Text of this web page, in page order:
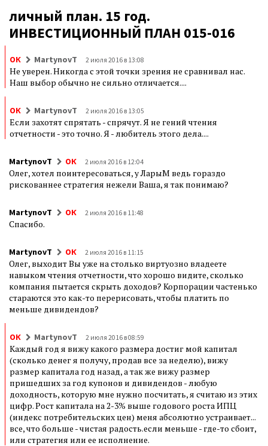
личный план. 15 год.
ИНВЕСТИЦИОННЫЙ ПЛАН 015-016
ОК MartynovT 2 июля 2016 в 13:08
Не уверен. Никогда с этой точки зрения не сравнивал нас.
Наш выбор обычно не сильно отличается....
ОК MartynovT 2 июля 2016 в 13:05
Если захотят спрятать - спрячут. Я не гений чтения
отчетности - это точно. Я - любитель этого дела....
MartynovT ОК 2 июля 2016 в 12:04
Олег, хотел поинтересоваться, у ЛарыМ ведь гораздо
рискованнее стратегия нежели Ваша, я так понимаю?
MartynovT ОК 2 июля 2016 в 11:48
Спасибо.
MartynovT ОК 2 июля 2016 в 11:15
Олег, выходит Вы уже на столько виртуозно владеете
навыком чтения отчетности, что хорошо видите, сколько
компания пытается скрыть доходов? Корпорации частенько
стараются это как-то перерисовать, чтобы платить по
меньше дивидендов?
ОК MartynovT 2 июля 2016 в 08:59
Каждый год я вижу какого размера достиг мой капитал
(сколько денег я получу, продав все за неделю), вижу
размер капитала год назад, а так же вижу размер
пришедших за год купонов и дивидендов - любую
доходность, которую мне нужно посчитать, я считаю из этих
цифр. Рост капитала на 2-3% выше годового роста ИПЦ
(индекс потребительских цен) меня абсолютно устраивает...
все, что больше - чистая радость.если меньше - где-то сбоит,
или стратегия или ее исполнение.